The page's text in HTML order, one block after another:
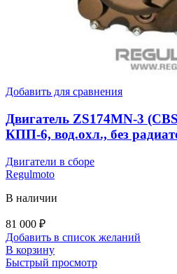
Добавить для сравнения
Двигатель ZS174MN-3
КПП-6, вод.охл., без
Двигатели в сборе
Regulmoto
В наличии
81 000 ₽
Добавить в список желаний
В корзину
Быстрый просмотр